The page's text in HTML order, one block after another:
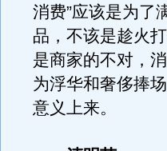
消费”应该是为了
品，不该是趁火
是商家的不对，
为浮华和奢侈捧
意义上来。